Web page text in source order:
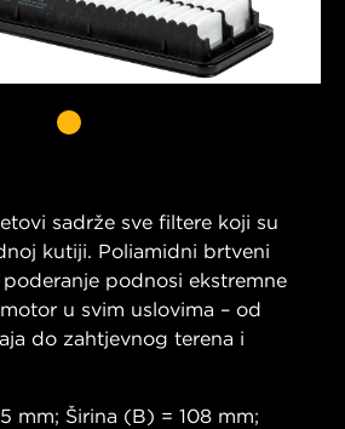
sadrže sve filtere koji su
kutiji. Poliamidni brtveni
podnosi ekstremne
u svim uslovima – od
do zahtjevnog terena i
mm; Širina (B) = 108 mm;